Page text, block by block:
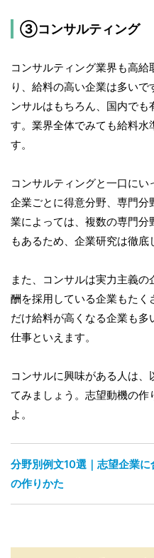
③コンサルティング
コンサルティング業界も高
り、給料の高い企業は多い
ンサルはもちろん、国内で
す。業界全体でみても給料水
す。
コンサルティングと一口にい
企業ごとに得意分野、専門
業によっては、複数の専門分
もあるため、企業研究は徹底
また、コンサルは実力主義
酬を採用している企業もた
だけ給料が高くなる企業も
仕事といえます。
コンサルに興味がある人は
てみましょう。志望動機の
よ。
分野別例文10選｜志望企業
の作りかた